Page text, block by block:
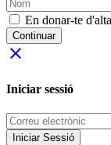
En donar-te
Continuar
close
Iniciar sessió
Iniciar Sessió